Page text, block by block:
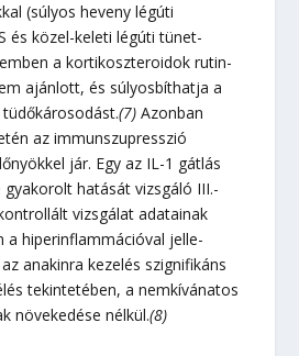
(súlyos heveny légúti
és közel-keleti légúti tünet-
a kortikoszteroidok rutin-
ajánlott, és súlyosbíthatja a
tüdőkárosodást.(7) Azonban
az immunszupresszió
jár. Egy az IL-1 gátlás
gyakorolt hatását vizsgáló III.-
vizsgálat adatainak
a hiperinflammációval jelle-
anakinra kezelés szignifikáns
tekintetében, a nemkívánatos
növekedése nélkül.(8)